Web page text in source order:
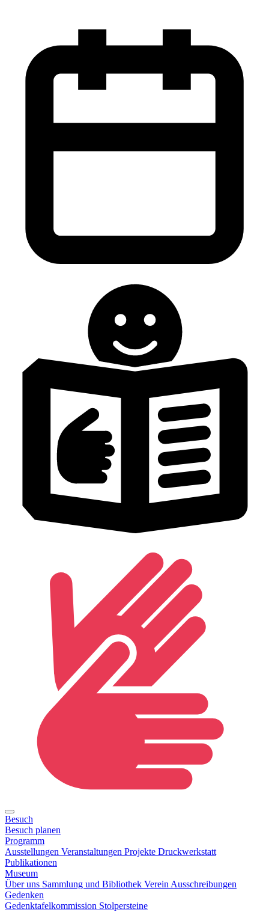
Besuch
Besuch planen
Programm
Ausstellungen Veranstaltungen Projekte Druckwerkstatt
Publikationen
Museum
Über uns Sammlung und Bibliothek VereinAusschreibungen
Gedenken
Gedenktafelkommission Stolpersteine